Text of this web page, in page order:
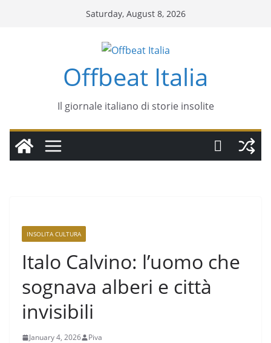
Saturday, August 8, 2026
Offbeat Italia
Il giornale italiano di storie insolite
INSOLITA CULTURA
Italo Calvino: l’uomo che
sognava alberi e città
invisibili
January 4, 2026 Piva